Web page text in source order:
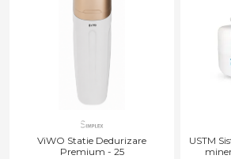
ViWO Statie Dedurizare
Premium - 25
USTM